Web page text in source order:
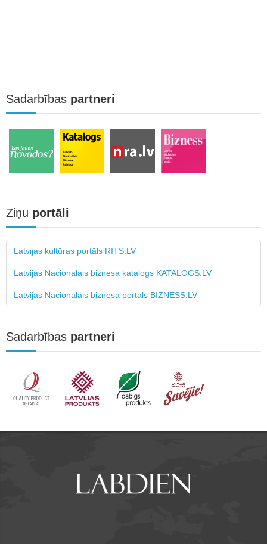
Sadarbības partneri
Ziņu portāli
Latvijas kultūras portāls RĪTS.LV
Latvijas Nacionālais biznesa katalogs KATALOGS.LV
Latvijas Nacionālais biznesa portāls BIZNESS.LV
Sadarbības partneri